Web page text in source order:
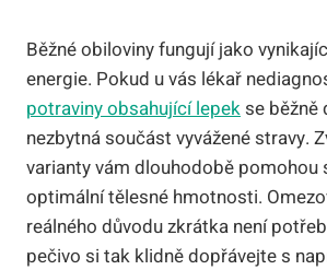
Běžné obiloviny fungují jako
energie. Pokud u vás lékař
potraviny obsahující lepekse běžně
nezbytná součást vyvážené stravy.
varianty vám dlouhodobě pomohou
optimální tělesné hmotnosti.
reálného důvodu zkrátka není
pečivo si tak klidně dopřávejte s